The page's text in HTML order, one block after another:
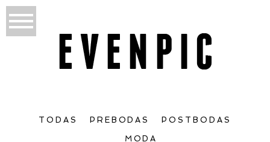
TODAS PREBODAS POSTBODAS
MODA